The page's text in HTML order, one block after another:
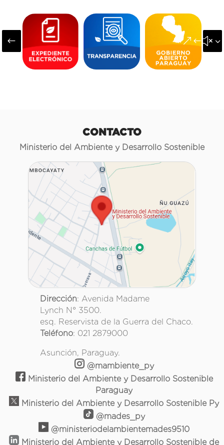
#
CONTACTO
Ministerio del Ambiente y Desarrollo Sostenible
Dirección: Avenida Madame
Lynch N° 3500.
esq. Reservista de la Guerra del Chaco.
Teléfono: 021 2879000
Asunción, Paraguay.
@mambiente_py
Ministerio del Ambiente y Desarrollo Sostenible
Paraguay
Ministerio del Ambiente y Desarrollo Sostenible Py
@mades_py
@ministeriodelambientemades9510
Ministerio del Ambiente y Desarrollo Sostenible de